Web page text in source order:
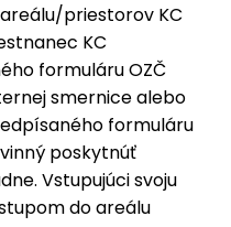
priestorov KC
KC
formuláru OZČ
smernice alebo
formuláru
poskytnúť
Vstupujúci svoju
do areálu